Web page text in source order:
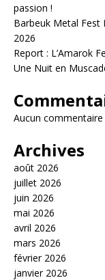
passion !
Barbeuk Metal Fest
2026
Report : L’Amarok
Une Nuit en
Aucun
Archives
août 2026
juillet 2026
juin 2026
mai 2026
avril 2026
mars 2026
février 2026
janvier 2026